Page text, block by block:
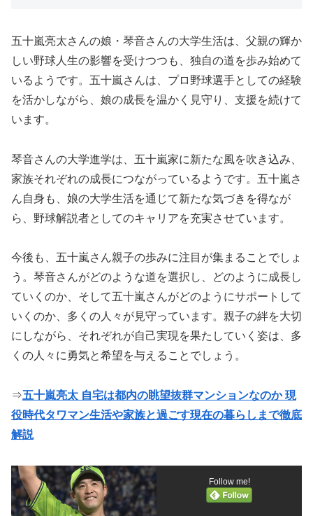
五十嵐亮太さんの娘・琴音さんの大学生活は、父親の輝か
しい野球人生の影響を受けつつも、独自の道を歩み始めて
いるようです。五十嵐さんは、プロ野球選手としての経験
を活かしながら、娘の成長を温かく見守り、支援を続けて
います。
琴音さんの大学進学は、五十嵐家に新たな風を吹き込み、
家族それぞれの成長につながっているようです。五十嵐さ
ん自身も、娘の大学生活を通じて新たな気づきを得なが
ら、野球解説者としてのキャリアを充実させています。
今後も、五十嵐さん親子の歩みに注目が集まることでしょ
う。琴音さんがどのような道を選択し、どのように成長し
ていくのか、そして五十嵐さんがどのようにサポートして
いくのか、多くの人々が見守っています。親子の絆を大切
にしながら、それぞれが自己実現を果たしていく姿は、多
くの人々に勇気と希望を与えることでしょう。
⇒五十嵐亮太 自宅は都内の眺望抜群マンションなのか 現
役時代タワマン生活や家族と過ごす現在の暮らしまで徹底
解説
Follow me!